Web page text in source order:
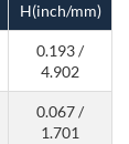
H(inch/mm)
0.193 /
4.902
0.067 /
1.701